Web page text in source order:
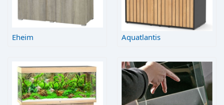
Eheim Aquatlantis